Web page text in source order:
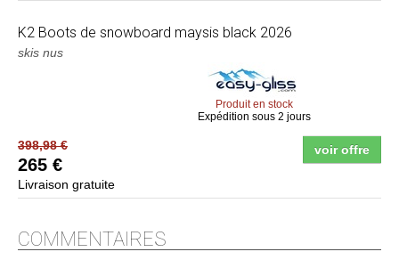
K2 Boots de snowboard maysis black 2026
skis nus
Produit en stock
Expédition sous 2 jours
398,98 €
265 €
Livraison gratuite
voir offre
COMMENTAIRES